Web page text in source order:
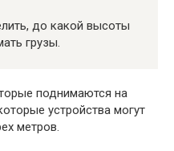
до какой высоты
грузы.
поднимаются на
устройства могут
метров.